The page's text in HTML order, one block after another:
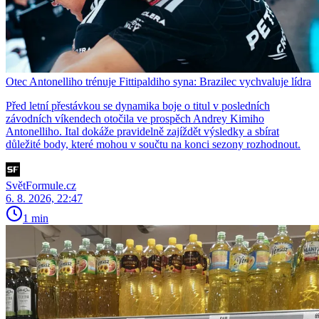
Otec Antonelliho trénuje Fittipaldiho syna: Brazilec vychvaluje lídra
Před letní přestávkou se dynamika boje o titul v posledních
závodních víkendech otočila ve prospěch Andrey Kimiho
Antonelliho. Ital dokáže pravidelně zajíždět výsledky a sbírat
důležité body, které mohou v součtu na konci sezony rozhodnout.
SvětFormule.cz
6. 8. 2026, 22:47
1 min